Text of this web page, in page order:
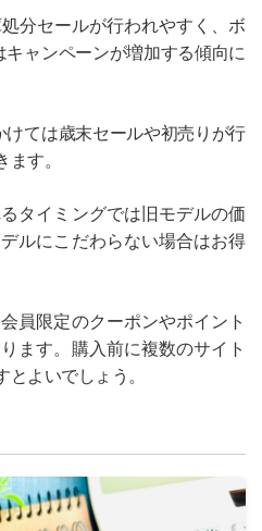
分セールが行われやすく、ボ
ャンペーンが増加する傾向に
ては歳末セールや初売りが行
す。
タイミングでは旧モデルの価
ルにこだわらない場合はお得
員限定のクーポンやポイント
ます。購入前に複数のサイト
よいでしょう。